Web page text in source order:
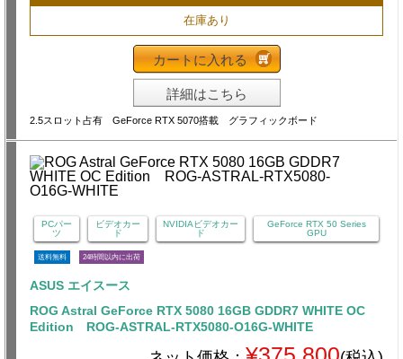
在庫あり
カートに入れる
詳細はこちら
2.5スロット占有 GeForce RTX 5070搭載 グラフィックボード
PCパー
ツ
ビデオカー
ド
NVIDIAビデオカー
ド
GeForce RTX 50 Series
GPU
送料無料 24時間以内に出荷
ASUS エイスース
ROG Astral GeForce RTX 5080 16GB GDDR7 WHITE OC
Edition ROG-ASTRAL-RTX5080-O16G-WHITE